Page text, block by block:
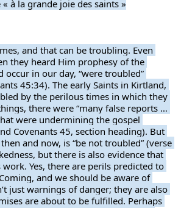
à la grande joie des saints »
and that can be troubling. Even
they heard Him prophesy of the
occur in our day, “were troubled”
45:34). The early Saints in Kirtland,
by the perilous times in which they
there were “many false reports …
were undermining the gospel
Covenants 45, section heading). But
and now, is “be not troubled” (verse
but there is also evidence that
Yes, there are perils predicted to
and we should be aware of
just warnings of danger; they are also
are about to be fulfilled. Perhaps